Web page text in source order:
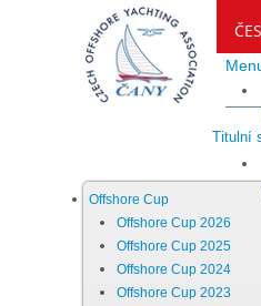
Titulní
Offshore Cup
Offshore Cup 2026
Offshore Cup 2025
Offshore Cup 2024
Offshore Cup 2023